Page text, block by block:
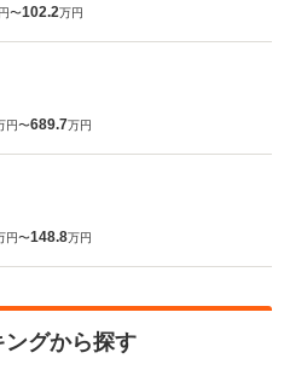
〜102.2万円
円〜689.7万円
円〜148.8万円
グから探す